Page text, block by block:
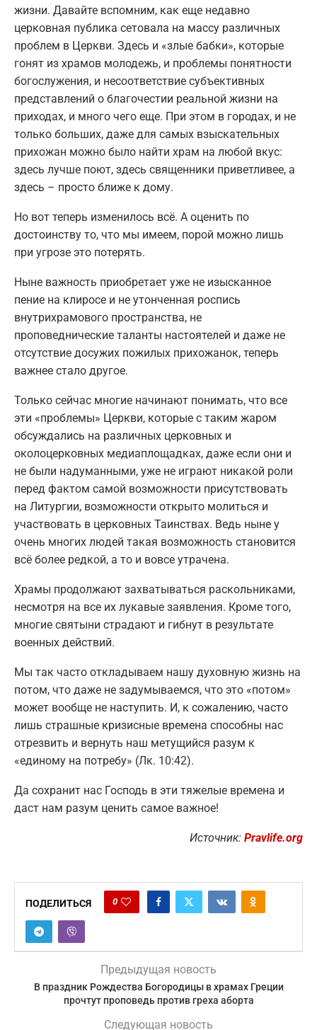
жизни. Давайте вспомним, как еще недавно
церковная публика сетовала на массу различных
проблем в Церкви. Здесь и «злые бабки», которые
гонят из храмов молодежь, и проблемы понятности
богослужения, и несоответствие субъективных
представлений о благочестии реальной жизни на
приходах, и много чего еще. При этом в городах, и не
только больших, даже для самых взыскательных
прихожан можно было найти храм на любой вкус:
здесь лучше поют, здесь священники приветливее, а
здесь – просто ближе к дому.
Но вот теперь изменилось всё. А оценить по
достоинству то, что мы имеем, порой можно лишь
при угрозе это потерять.
Ныне важность приобретает уже не изысканное
пение на клиросе и не утонченная роспись
внутрихрамового пространства, не
проповеднические таланты настоятелей и даже не
отсутствие досужих пожилых прихожанок, теперь
важнее стало другое.
Только сейчас многие начинают понимать, что все
эти «проблемы» Церкви, которые с таким жаром
обсуждались на различных церковных и
околоцерковных медиаплощадках, даже если они и
не были надуманными, уже не играют никакой роли
перед фактом самой возможности присутствовать
на Литургии, возможности открыто молиться и
участвовать в церковных Таинствах. Ведь ныне у
очень многих людей такая возможность становится
всё более редкой, а то и вовсе утрачена.
Храмы продолжают захватываться раскольниками,
несмотря на все их лукавые заявления. Кроме того,
многие святыни страдают и гибнут в результате
военных действий.
Мы так часто откладываем нашу духовную жизнь на
потом, что даже не задумываемся, что это «потом»
может вообще не наступить. И, к сожалению, часто
лишь страшные кризисные времена способны нас
отрезвить и вернуть наш метущийся разум к
«единому на потребу» (Лк. 10:42).
Да сохранит нас Господь в эти тяжелые времена и
даст нам разум ценить самое важное!
Источник: Pravlife.org
ПОДЕЛИТЬСЯ 0
Предыдущая новость
В праздник Рождества Богородицы в храмах Греции
прочтут проповедь против греха аборта
Следующая новость